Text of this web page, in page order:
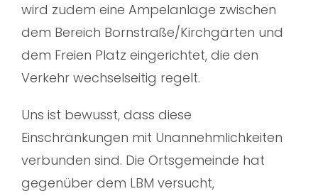
wird zudem eine Ampelanlage zwischen
dem Bereich Bornstraße/Kirchgärten und
dem Freien Platz eingerichtet, die den
Verkehr wechselseitig regelt.
Uns ist bewusst, dass diese
Einschränkungen mit Unannehmlichkeiten
verbunden sind. Die Ortsgemeinde hat
gegenüber dem LBM versucht,